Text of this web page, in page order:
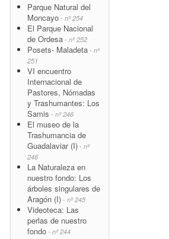
Parque Natural del
Moncayo - nº 254
El Parque Nacional
de Ordesa - nº 252
Posets- Maladeta - nº
251
VI encuentro
Internacional de
Pastores, Nómadas
y Trashumantes: Los
Samis - nº 246
El museo de la
Trashumancia de
Guadalaviar (I) - nº
246
La Naturaleza en
nuestro fondo: Los
árboles singulares de
Aragón (I) - nº 245
Videoteca: Las
perlas de nuestro
fondo - nº 244